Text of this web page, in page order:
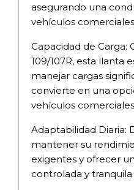
asegurando una
vehículos
Capacidad de Carga:
109/107R, esta llanta
manejar cargas
convierte en una
vehículos
Adaptabilidad Diaria:
mantener su
exigentes y ofrecer
controlada y tranquila